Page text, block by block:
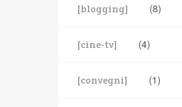
[blogging] (8)
[cine-tv] (4)
[convegni] (1)